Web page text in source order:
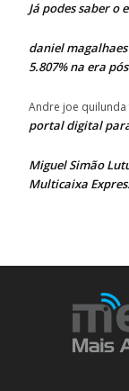
Já podes saber o
daniel magalhaes
5.807% na era
Andre joe quilunda
portal digital
Miguel Simão
Multicaixa